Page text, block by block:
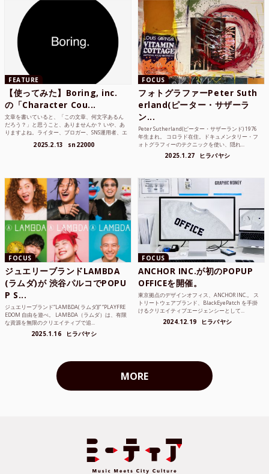
FEATURE
【使ってみた】Boring, inc.
の「Character Cou...
文章を書いていると、「この文章、何文字あるん
だろう？」と思うこと、ありませんか？ いや、あ
りますよね。ライター、ブロガー、SNS運用者、エ
2025.2.13 sn22000
FOCUS
フォトグラファーPeter Suth
erland(ピーター・サザーラ
ン...
Peter Sutherland(ピーター・サザーランド) 1976
年生まれ。 コロラド在住。ドキュメンタリー・フ
ォトグラフィーのテクニックを使い、隠れ...
2025.1.27 ヒラバヤシ
FOCUS
ジュエリーブランドLAMBDA
(ラムダ)が 渋谷パルコでPOPU
P S...
ジュエリーブランド“LAMBDA( ラムダ))” “PLAYFRE
EDOM 自由を遊べ。 LAMBDA（ラムダ）は、有限
な資源を無限のクリエイティブで追...
2025.1.16 ヒラバヤシ
FOCUS
ANCHOR INC.が初のPOPUP
OFFICEを開催。
東京拠点のデザインオフィス、ANCHOR INC.。 ス
トリートウェアブランド、BlackEyePatch を手掛
けるクリエイティブエージェンシーとして...
2024.12.19 ヒラバヤシ
MORE